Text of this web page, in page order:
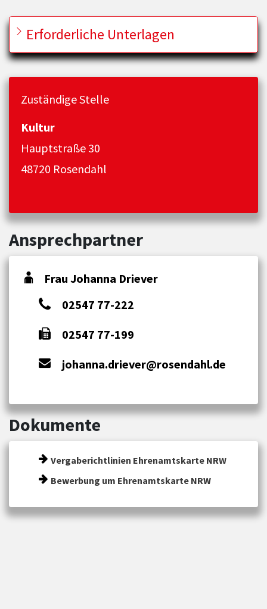
Erforderliche Unterlagen
Zuständige Stelle
Kultur
Hauptstraße 30
48720 Rosendahl
Ansprechpartner
Frau Johanna Driever
02547 77-222
02547 77-199
johanna.driever@rosendahl.de
Dokumente
Vergaberichtlinien Ehrenamtskarte NRW
Bewerbung um Ehrenamtskarte NRW